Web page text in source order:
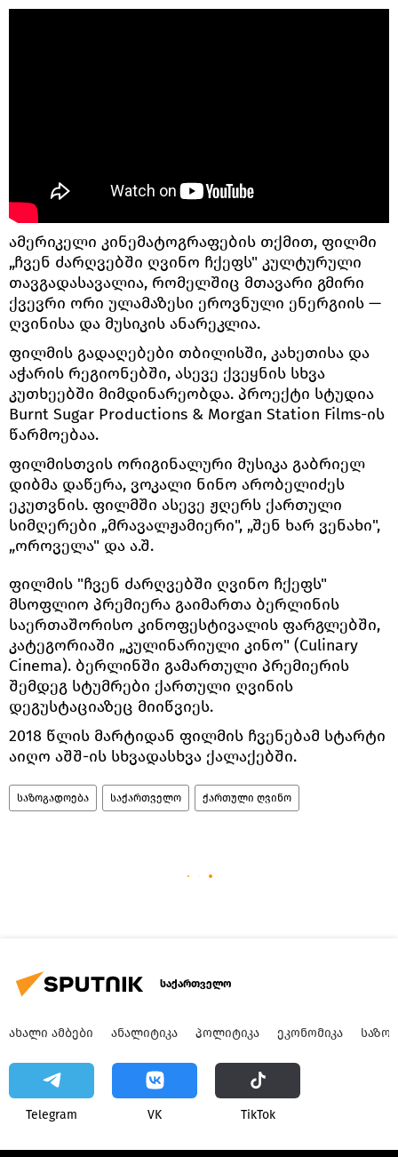
ამერიკელი კინემატოგრაფების თქმით, ფილმი
„ჩვენ ძარღვებში ღვინო ჩქეფს" კულტურული
თავგადასავალია, რომელშიც მთავარი გმირი
ქვევრი ორი ულამაზესი ეროვნული ენერგიის —
ღვინისა და მუსიკის ანარეკლია.
ფილმის გადაღებები თბილისში, კახეთისა და
აჭარის რეგიონებში, ასევე ქვეყნის სხვა
კუთხეებში მიმდინარეობდა. პროექტი სტუდია
Burnt Sugar Productions & Morgan Station Films-ის
წარმოებაა.
ფილმისთვის ორიგინალური მუსიკა გაბრიელ
დიბმა დაწერა, ვოკალი ნინო არობელიძეს
ეკუთვნის. ფილმში ასევე ჟღერს ქართული
სიმღერები „მრავალჟამიერი", „შენ ხარ ვენახი",
„ოროველა" და ა.შ.
ფილმის "ჩვენ ძარღვებში ღვინო ჩქეფს"
მსოფლიო პრემიერა გაიმართა ბერლინის
საერთაშორისო კინოფესტივალის ფარგლებში,
კატეგორიაში „კულინარიული კინო" (Culinary
Cinema). ბერლინში გამართული პრემიერის
შემდეგ სტუმრები ქართული ღვინის
დეგუსტაციაზეც მიიწვიეს.
2018 წლის მარტიდან ფილმის ჩვენებამ სტარტი
აიღო აშშ-ის სხვადასხვა ქალაქებში.
საზოგადოება საქართველო ქართული ღვინო
საქართველო
ᲐᲮᲐᲚᲘ ᲐᲛᲑᲔᲑᲘ ᲐᲜᲐᲚᲘᲢᲘᲙᲐ ᲞᲝᲚᲘᲢᲘᲙᲐ ᲔᲙᲝᲜᲝᲛᲘᲙᲐ
Telegram VK ТikТоk